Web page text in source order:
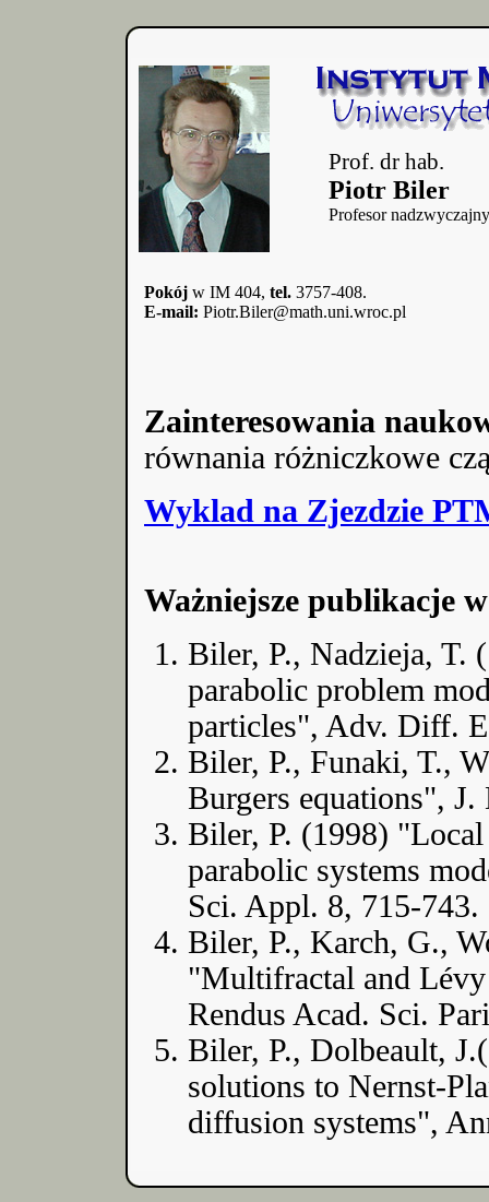
Prof. dr hab.
Piotr Biler
Profesor nadzwyczajny
Pokój w IM 404, tel. 3757-408.
E-mail: Piotr.Biler@math.uni.wroc.pl
Zainteresowania
równania różniczkowe
Wyklad na Zjezdzie
Ważniejsze publikacje
Biler, P., Nadzieja, T.
parabolic problem
particles", Adv. Diff.
Biler, P., Funaki, T.,
Burgers equations",
Biler, P. (1998)
parabolic systems
Sci. Appl. 8, 715-743.
Biler, P., Karch, G.,
"Multifractal and
Rendus Acad. Sci.
Biler, P., Dolbeault,
solutions to Nernst-
diffusion systems",